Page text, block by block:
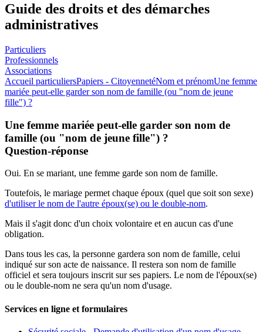
Guide des droits et des démarches
administratives
Particuliers
Professionnels
Associations
Accueil particuliersPapiers - CitoyennetéNom et prénomUne femme
mariée peut-elle garder son nom de famille (ou "nom de jeune
fille") ?
Une femme mariée peut-elle garder son nom de
famille (ou "nom de jeune fille") ?
Question-réponse
Oui. En se mariant, une femme garde son nom de famille.
Toutefois, le mariage permet chaque époux (quel que soit son sexe)
d'utiliser le nom de l'autre époux(se) ou le double-nom.
Mais il s'agit donc d'un choix volontaire et en aucun cas d'une
obligation.
Dans tous les cas, la personne gardera son nom de famille, celui
indiqué sur son acte de naissance. Il restera son nom de famille
officiel et sera toujours inscrit sur ses papiers. Le nom de l'époux(se)
ou le double-nom ne sera qu'un nom d'usage.
Services en ligne et formulaires